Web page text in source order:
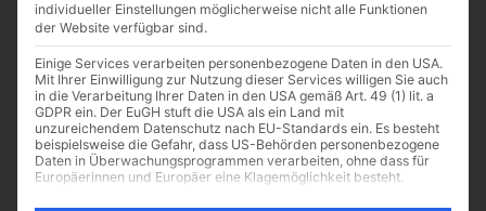
Giottos Tempelreinigung
Es gibt einige Passagen innerhalb
individueller Einstellungen möglicherweise nicht alle Funktionen
der Website verfügbar sind.
Einige Services verarbeiten personenbezogene Daten in den USA.
Mit Ihrer Einwilligung zur Nutzung dieser Services willigen Sie auch
in die Verarbeitung Ihrer Daten in den USA gemäß Art. 49 (1) lit. a
GDPR ein. Der EuGH stuft die USA als ein Land mit
unzureichendem Datenschutz nach EU-Standards ein. Es besteht
beispielsweise die Gefahr, dass US-Behörden personenbezogene
Daten in Überwachungsprogrammen verarbeiten, ohne dass für
Europäerinnen und Europäer eine Klagemöglichkeit besteht.